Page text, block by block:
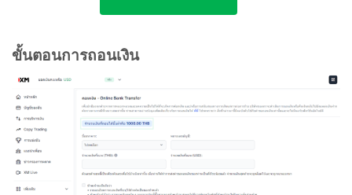
ขั้นตอนการถอนเงิน